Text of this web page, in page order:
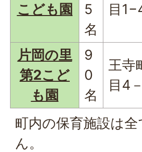
こども園
5
名
目
片岡の里
第2こど
も園
9
0
名
王寺
目4
町内の保育施設は
ん。